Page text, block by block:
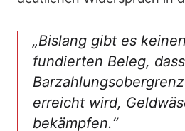
„Bislang gibt es
fundierten Beleg,
erreicht wird,
bekämpfen.“